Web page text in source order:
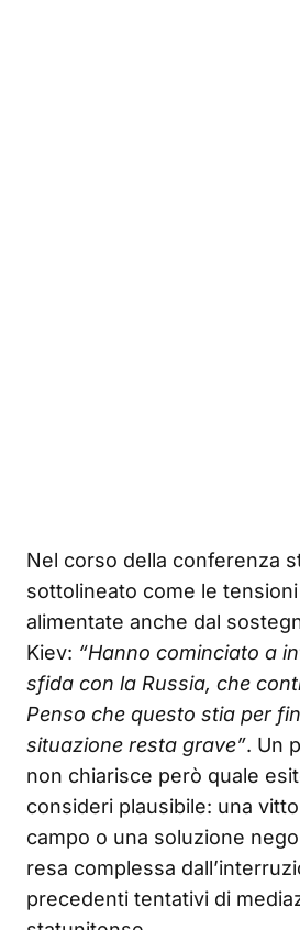
Nel corso della conferenza
sottolineato come le
alimentate anche dal
Kiev: “Hanno cominciato a
sfida con la Russia, che
Penso che questo stia per
situazione resta grave”. Un
non chiarisce però quale
consideri plausibile: una
campo o una soluzione
resa complessa
precedenti tentativi di